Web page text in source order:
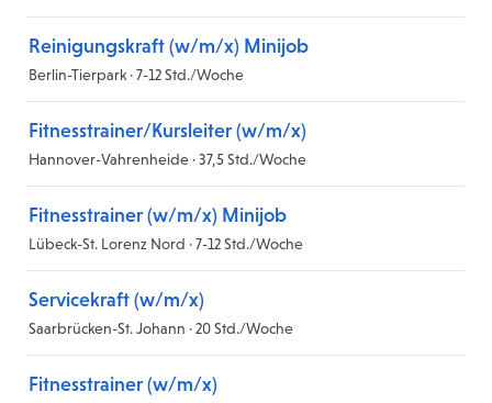
Reinigungskraft (w/m/x) Minijob
Berlin-Tierpark · 7-12 Std./Woche
Fitnesstrainer/Kursleiter (w/m/x)
Hannover-Vahrenheide · 37,5 Std./Woche
Fitnesstrainer (w/m/x) Minijob
Lübeck-St. Lorenz Nord · 7-12 Std./Woche
Servicekraft (w/m/x)
Saarbrücken-St. Johann · 20 Std./Woche
Fitnesstrainer (w/m/x)